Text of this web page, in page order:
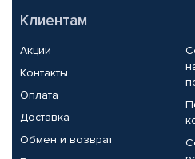
Клиентам
Акции
Контакты
Оплата
Доставка
Обмен и возврат